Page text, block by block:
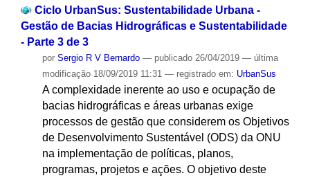
Ciclo UrbanSus: Sustentabilidade Urbana -
Gestão de Bacias Hidrográficas e Sustentabilidade
- Parte 3 de 3
por Sergio R V Bernardo — publicado26/04/2019 — última
modificação18/09/2019 11:31 — registrado em: UrbanSus
A complexidade inerente ao uso e ocupação de
bacias hidrográficas e áreas urbanas exige
processos de gestão que considerem os Objetivos
de Desenvolvimento Sustentável (ODS) da ONU
na implementação de políticas, planos,
programas, projetos e ações. O objetivo deste